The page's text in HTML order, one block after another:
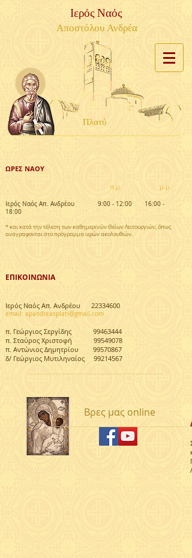
Ιερός Ναός
Αποστόλου Ανδρέα
Πλατύ
ΩΡΕΣ ΝΑΟΥ
π.μ. μ.μ.
Ιερός Ναός Απ. Ανδρέου 9:00 - 12:00 16:00 -
18:00
* και κατά την τέλεση των καθημερινών Θείων Λειτουργιών, όπως
αναγραφονται στο πρόγραμμα ιερών ακολουθιών.
ΕΠΙΚΟΙΝΩΝΙΑ ​
Ιερός Ναός Απ. Ανδρέου 22334600
email: apandreasplati@gmail.com
π. Γεώργιος Σεργίδης 99463444
π. Σταύρος Χριστοφή 99549078
π. Αντώνιος Δημητρίου 99570867
δ/ Γεώργιος Μυτιληναίος 99214567
Βρες μας online